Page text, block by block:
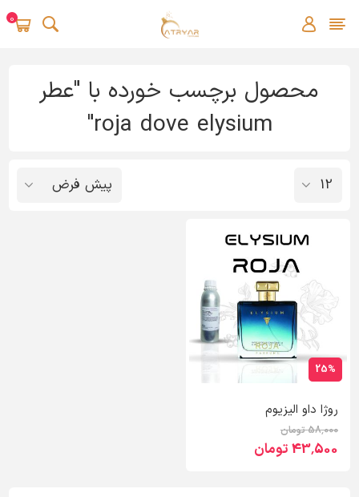
0
محصول برچسب خورده با "عطر
roja dove elysium"
25%
روژا داو الیزیوم
58٬000 تومان
43٬500 تومان